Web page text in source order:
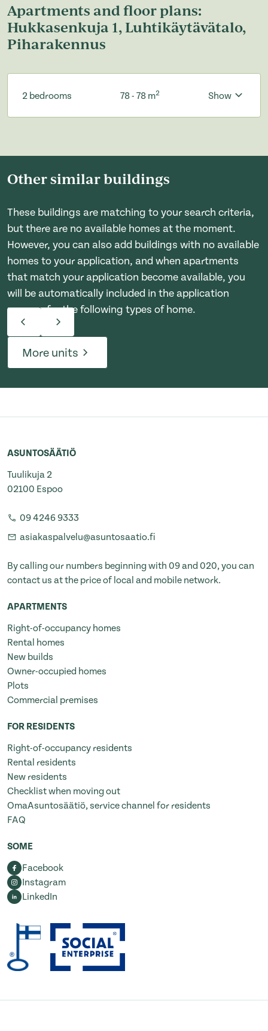
Apartments and floor plans:
Hukkasenkuja 1, Luhtikäytävätalo,
Piharakennus
2 bedrooms 78 - 78 m2 Show
Other similar buildings
These buildings are matching to your search criteria,
but there are no available homes at the moment.
However, you can also add buildings with no available
homes to your application, and when apartments
that match your application become available, you
will be automatically included in the application
process for the following types of home.
More units
ASUNTOSÄÄTIÖ
Tuulikuja 2
02100 Espoo
09 4246 9333
asiakaspalvelu@asuntosaatio.fi
By calling our numbers beginning with 09 and 020, you can
contact us at the price of local and mobile network.
APARTMENTS
Right-of-occupancy homes
Rental homes
New builds
Owner-occupied homes
Plots
Commercial premises
FOR RESIDENTS
Right-of-occupancy residents
Rental residents
New residents
Checklist when moving out
OmaAsuntosäätiö, service channel for residents
FAQ
SOME
Facebook
Instagram
LinkedIn